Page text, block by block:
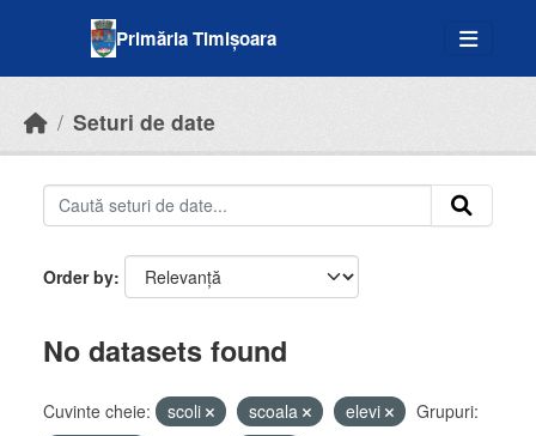
Primăria Timișoara
Seturi de date
Order by
No datasets found
Cuvinte cheie: scoli scoala elevi
Grupuri: